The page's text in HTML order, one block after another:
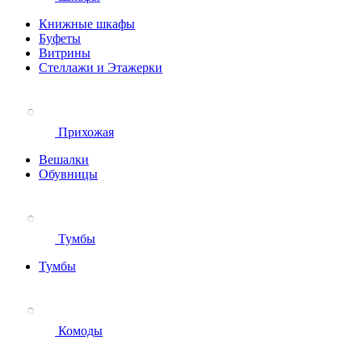
Книжные шкафы
Буфеты
Витрины
Стеллажи и Этажерки
Прихожая
Вешалки
Обувницы
Тумбы
Тумбы
Комоды